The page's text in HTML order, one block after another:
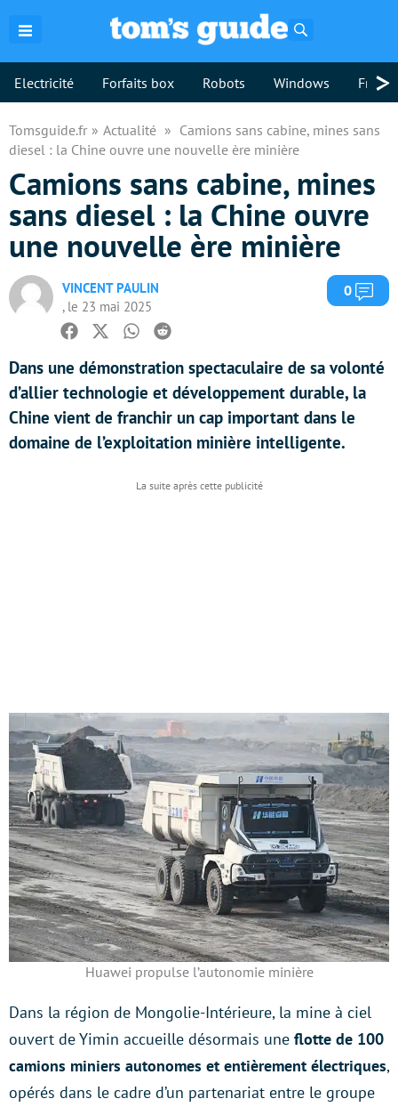
Electricité Forfaits box Robots Windows >
Tomsguide.fr Actualité
Camions sans cabine, mines sans
diesel : la Chine ouvre une nouvelle ère minière
Camions sans cabine, mines
sans diesel : la Chine ouvre
une nouvelle ère minière
VINCENT PAULIN
, le 23 mai 2025
0
Facebook
TwitterWhatsapp
Reddit
Dans une démonstration spectaculaire de sa volonté
d’allier technologie et développement durable, la
Chine vient de franchir un cap important dans le
domaine de l’exploitation minière intelligente.
Huawei propulse l’autonomie minière
Dans la région de Mongolie-Intérieure, la mine à ciel
ouvert de Yimin accueille désormais une flotte de 100
camions miniers autonomes et entièrement électriques,
opérés dans le cadre d’un partenariat entre le groupe